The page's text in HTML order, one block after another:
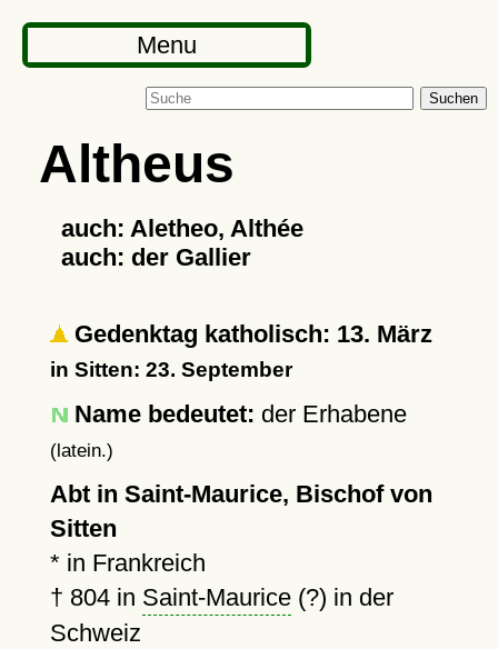
Menu
Suchen
Altheus
auch: Aletheo, Althée
auch: der Gallier
Gedenktag katholisch: 13. März
in Sitten: 23. September
Name bedeutet: der Erhabene
(latein.)
Abt in Saint-Maurice, Bischof von
Sitten
* in Frankreich
† 804in Saint-Maurice(?) in der
Schweiz